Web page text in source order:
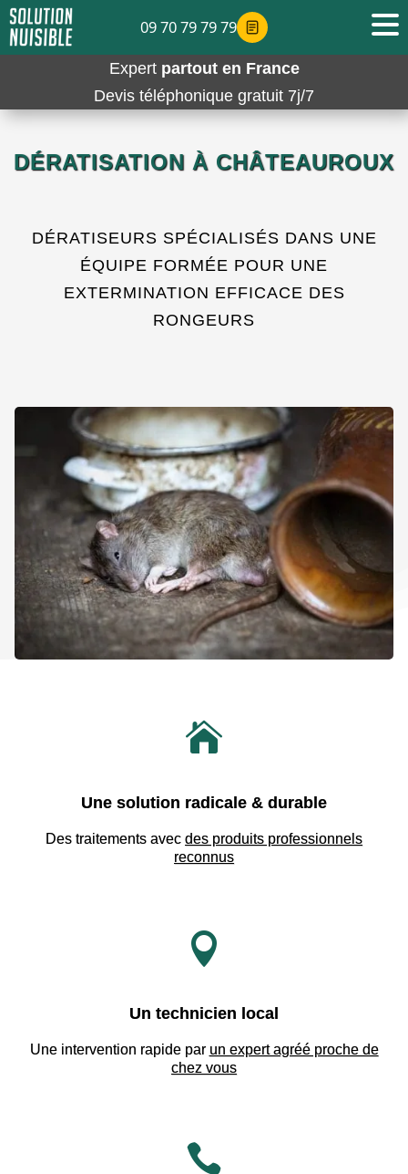
Expert partout en France
Devis téléphonique gratuit 7j/7
DÉRATISATION À CHÂTEAUROUX
DÉRATISEURS SPÉCIALISÉS DANS UNE
ÉQUIPE FORMÉE POUR UNE
EXTERMINATION EFFICACE DES
RONGEURS

Une solution radicale & durable
Des traitements avec des produits professionnels
reconnus

Un technicien local
Une intervention rapide par un expert agréé proche de
chez vous

09 70 79 79 79